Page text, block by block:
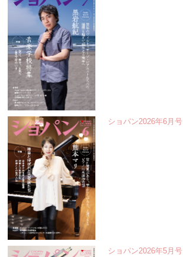
ショパン2026年6月号
ショパン2026年5月号